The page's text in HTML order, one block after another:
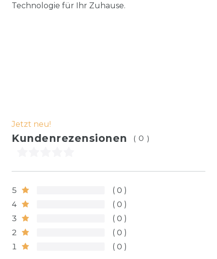
Technologie für Ihr Zuhause.
Jetzt neu!
Kundenrezensionen (0)
5
0
4
0
3
0
2
0
1
0